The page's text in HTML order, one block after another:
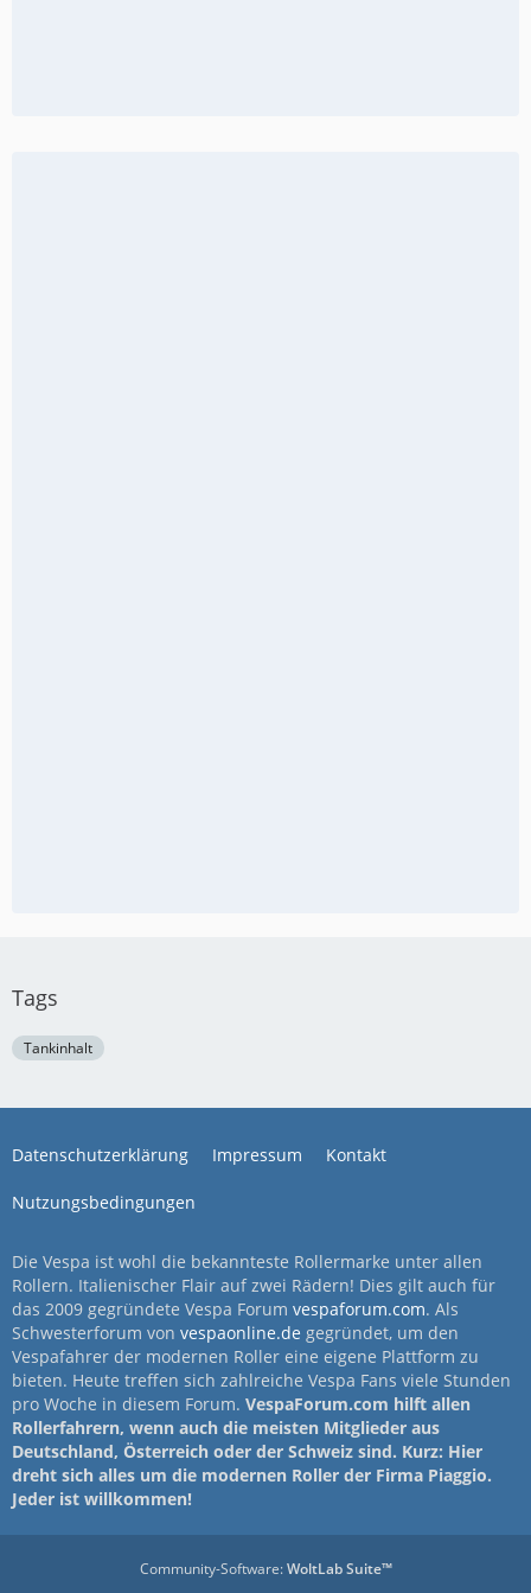
Tags
Tankinhalt
Datenschutzerklärung Impressum Kontakt
Nutzungsbedingungen
Die Vespa ist wohl die bekannteste Rollermarke unter allen
Rollern. Italienischer Flair auf zwei Rädern! Dies gilt auch für
das 2009 gegründete Vespa Forum vespaforum.com. Als
Schwesterforum von vespaonline.de gegründet, um den
Vespafahrer der modernen Roller eine eigene Plattform zu
bieten. Heute treffen sich zahlreiche Vespa Fans viele Stunden
pro Woche in diesem Forum. VespaForum.com hilft allen
Rollerfahrern, wenn auch die meisten Mitglieder aus
Deutschland, Österreich oder der Schweiz sind. Kurz: Hier
dreht sich alles um die modernen Roller der Firma Piaggio.
Jeder ist willkommen!
Community-Software:WoltLab Suite™